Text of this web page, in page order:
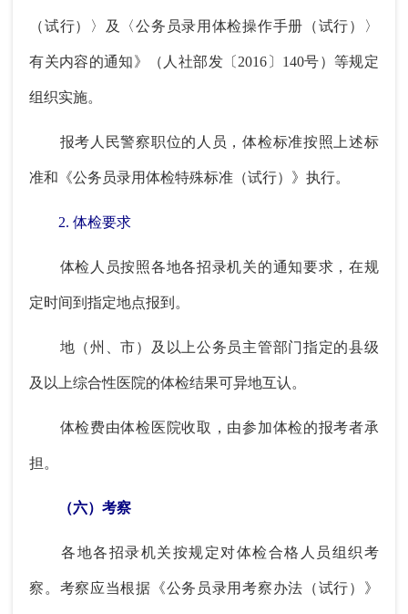
（试行）〉及〈公务员录用体检操作手册（试行）〉
有关内容的通知》（人社部发〔2016〕140号）等规定
组织实施。
报考人民警察职位的人员，体检标准按照上述标
准和《公务员录用体检特殊标准（试行）》执行。
2. 体检要求
体检人员按照各地各招录机关的通知要求，在规
定时间到指定地点报到。
地（州、市）及以上公务员主管部门指定的县级
及以上综合性医院的体检结果可异地互认。
体检费由体检医院收取，由参加体检的报考者承
担。
（六）考察
各地各招录机关按规定对体检合格人员组织考
察。考察应当根据《公务员录用考察办法（试行）》